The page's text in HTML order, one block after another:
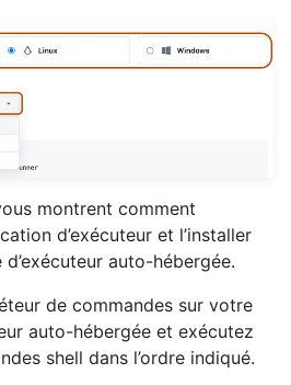
montrent comment
d’exécuteur et l’installer
auto-hébergée.
de commandes sur votre
auto-hébergée et exécutez
shell dans l’ordre indiqué.